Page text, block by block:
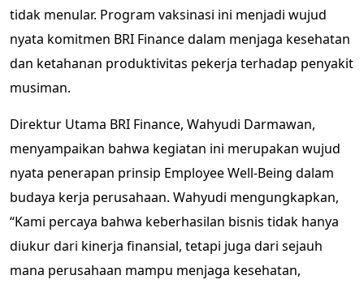
tidak menular. Program vaksinasi ini menjadi wujud
nyata komitmen BRI Finance dalam menjaga kesehatan
dan ketahanan produktivitas pekerja terhadap penyakit
musiman.
Direktur Utama BRI Finance, Wahyudi Darmawan,
menyampaikan bahwa kegiatan ini merupakan wujud
nyata penerapan prinsip Employee Well-Being dalam
budaya kerja perusahaan. Wahyudi mengungkapkan,
“Kami percaya bahwa keberhasilan bisnis tidak hanya
diukur dari kinerja finansial, tetapi juga dari sejauh
mana perusahaan mampu menjaga kesehatan,